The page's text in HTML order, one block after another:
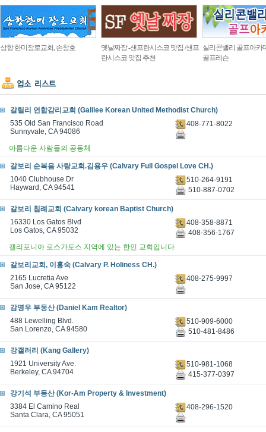
상항 한미장로교회, 손창호
옛날짜장 -샌프란시스코 맛집 /샌프
란시스코 맛집 추천
실리콘밸리 골프아카
골프레슨
갈릴리 연합감리교회 (Galilee Korean United Methodist Church)
535 Old San Francisco Road
Sunnyvale, CA 94086
408-771-8022
아름다운 사람들의 공동체
갈보리 순복음 사랑교회.김용우 (Calvary Full Gospel Love CH.)
1040 Clubhouse Dr
Hayward, CA 94541
510-264-9191
510-887-0702
갈보리 침례교회 (Calvary korean Baptist Church)
16330 Los Gatos Blvd
Los Gatos, CA 95032
408-358-8871
408-356-1767
캘리포니아 로스가토스 지역에 있는 한인 교회입니다
갈보리교회, 이홍숙 (Calvary P. Holiness CH.)
2165 Lucretia Ave
San Jose, CA 95122
408-275-9997
감영우 부동산 (Daniel Kam Realtor)
488 Lewelling Blvd.
San Lorenzo, CA 94580
510-909-6000
510-481-8486
강갤러리 (Kang Gallery)
1921 University Ave.
Berkeley, CA 94704
510-981-1068
415-377-0397
강기석 부동산 (Kor-Am Property & Investment)
3384 El Camino Real
Santa Clara, CA 95051
408-296-1520